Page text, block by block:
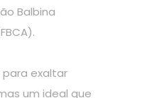
Balbina
exaltar
um ideal que